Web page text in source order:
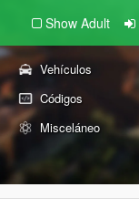
Show Adult
Vehículos
Códigos
Misceláneo